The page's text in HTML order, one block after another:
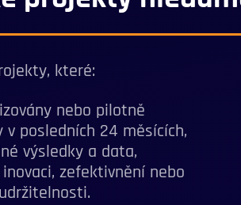
které:
nebo pilotně
v posledních 24 měsících,
výsledky a data,
zefektivnění nebo